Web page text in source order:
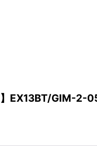
】EX13BT/GIM-2-